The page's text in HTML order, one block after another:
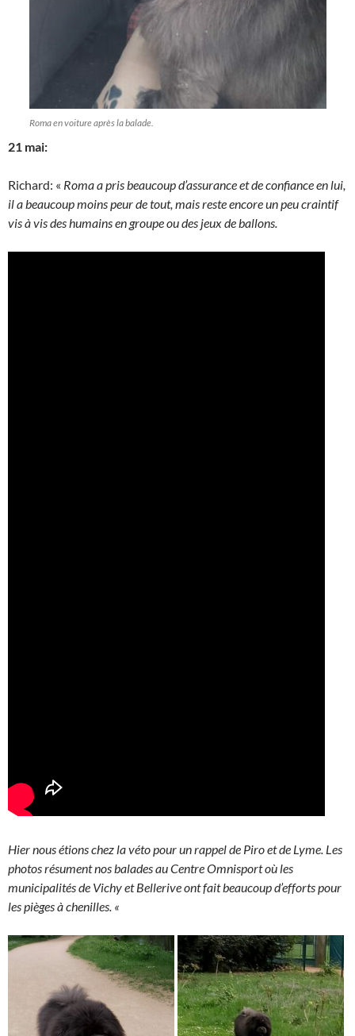
Roma en voiture après la balade.
21 mai:
Richard: « Roma a pris beaucoup d’assurance et de confiance en lui,
il a beaucoup moins peur de tout, mais reste encore un peu craintif
vis à vis des humains en groupe ou des jeux de ballons.
Hier nous étions chez la véto pour un rappel de Piro et de Lyme. Les
photos résument nos balades au Centre Omnisport où les
municipalités de Vichy et Bellerive ont fait beaucoup d’efforts pour
les pièges à chenilles. «